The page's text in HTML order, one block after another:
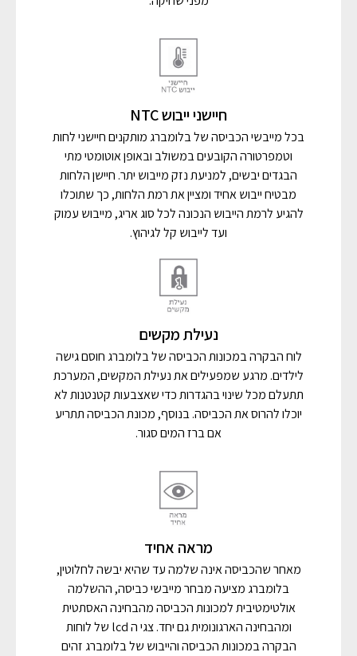
חיישני ייבוש NTC
בכל מייבשי הכביסה של בלומברג מותקנים חיישני לחות
וטמפרטורה הקובעים במשולב ובאופן אוטומטי מתי
הבגדים יבשים, למניעת נזק מייבוש יתר. חיישן הלחות
מבטיח ייבוש אחיד ומציין את רמת הלחות, כך שתוכלו
להגיע לרמת הייבוש הנכונה לכל סוג אריג, מייבוש עמוק
ועד לייבוש קל לגיהוץ.
נעילת מקשים
לוח הבקרה במכונות הכביסה של בלומברג חוסם גישה
לילדים. מרגע שמפעילים את נעילת המקשים, המערכת
תתעלם מכל שינוי בהגדרות כדי שאצבעות קטנטנות לא
יוכלו להרוס את הכביסה. בנוסף, מכונת הכביסה תתריע
אם ברז המים סגור.
מראה אחיד
מאחר שהכביסה אינה שלמה עד שהיא יבשה לחלוטין,
בלומברג מציעה מבחר מייבשי כביסה, ההשלמה
אולטימטיבית למכונות הכביסה מהבחינה האסתטית
ומהבחינה הארגונומית גם יחד. צגי ה lcd של לוחות
הבקרה במכונות הכביסה והייבוש של בלומברג זהים